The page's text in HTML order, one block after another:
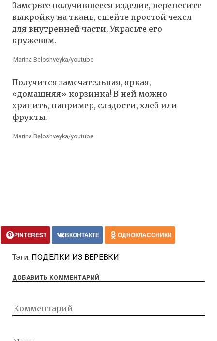
Замерьте получившееся изделие, перенесите
выкройку на ткань, сшейте простой чехол
для внутренней части. Украсьте его
кружевом.
Marina Beloshveyka/youtube
Получится замечательная, яркая,
«домашняя» корзинка! В ней можно
хранить, например, сладости, хлеб или
фрукты.
Marina Beloshveyka/youtube
PINTEREST ВКОНТАКТЕ ОДНОКЛАССНИКИ
Тэги: ПОДЕЛКИ ИЗ ВЕРЕВКИ
ДОБАВИТЬ КОММЕНТАРИЙ